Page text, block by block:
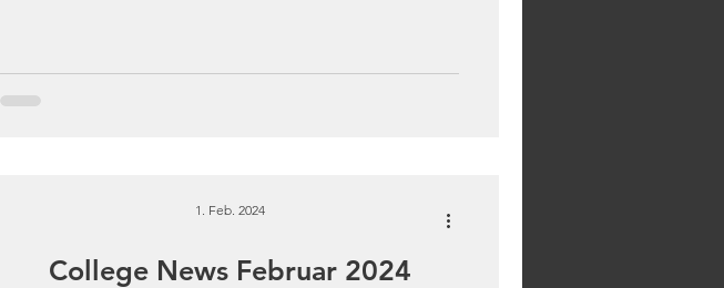
College News Februar 2024
1. Feb. 2024